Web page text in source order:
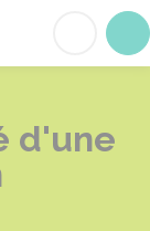
d'une